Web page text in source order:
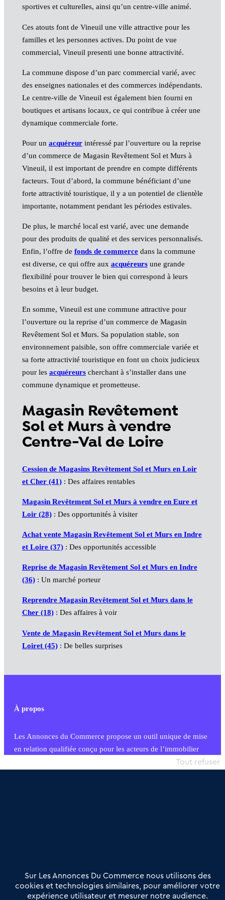
sportives et culturelles, ainsi qu’un centre-ville animé.
Ces atouts font de Vineuil une ville attractive pour les
familles et les personnes actives. Du point de vue
commercial, Vineuil presenti une bonne attractivité.
La commune dispose d’un parc commercial varié, avec
des enseignes nationales et des commerces indépendants.
Le centre-ville de Vineuil est également bien fourni en
boutiques et artisans locaux, ce qui contribue à créer une
dynamique commerciale forte.
Pour un acquéreurintéressé par l’ouverture ou la reprise
d’un commerce de Magasin Revêtement Sol et Murs à
Vineuil, il est important de prendre en compte différents
facteurs. Tout d’abord, la commune bénéficiant d’une
forte attractivité touristique, il y a un potentiel de clientèle
importante, notamment pendant les périodes estivales.
De plus, le marché local est varié, avec une demande
pour des produits de qualité et des services personnalisés.
Enfin, l’offre de fonds de commercedans la commune
est diverse, ce qui offre aux acquéreursune grande
flexibilité pour trouver le bien qui correspond à leurs
besoins et à leur budget.
En somme, Vineuil est une commune attractive pour
l’ouverture ou la reprise d’un commerce de Magasin
Revêtement Sol et Murs. Sa population stable, son
environnement paisible, son offre commerciale variée et
sa forte attractivité touristique en font un choix judicieux
pour les acquéreurscherchant à s’installer dans une
commune dynamique et prometteuse.
Magasin Revêtement
Sol et Murs à vendre
Centre-Val de Loire
Cession de Magasins Revêtement Sol et Murs en Loir
et Cher (41): Des affaires rentables
Magasin Revêtement Sol et Murs à vendre en Eure et
Loir (28): Des opportunités à visiter
Achat vente Magasin Revêtement Sol et Murs en Indre
et Loire (37): Des opportunités accessible
Reprise de Magasin Revêtement Sol et Murs en Indre
(36): Un marché porteur
Reprendre Magasin Revêtement Sol et Murs dans le
Cher (18): Des affaires à voir
Vente de Magasin Revêtement Sol et Murs dans le
Loiret (45): De belles surprises
À propos
Les Annonces du Commerce propose un outil unique de mise
en relation qualifiée conçu pour les acteurs de l’immobilier
commercial et les collectivités territoriales, simple et intégrant
Offres Pro
Actualités
Qui sommes nous ?
Sur Les Annonces Du Commerce nous utilisons des
cookies et technologies similaires, pour améliorer votre
expérience utilisateur et mesurer notre audience.
Tout refuser